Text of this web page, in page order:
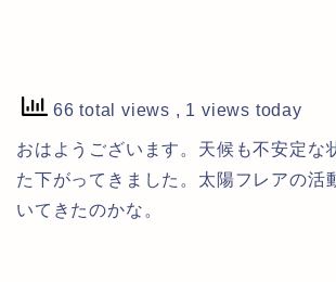
66 total views , 1 views today
おはようございます。天候も不安定な
た下がってきました。太陽フレアの活
いてきたのかな。